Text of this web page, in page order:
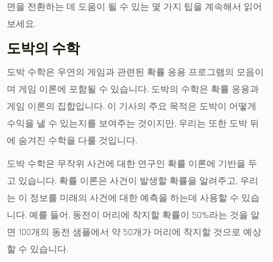
면을 전환하는 데 도움이 될 수 있는 몇 가지 팁을 계속해서 읽어
보세요.
도박의 수학
도박 수학은 우연의 게임과 관련된 확률 응용 프로그램의 모음이
며 게임 이론에 포함될 수 있습니다. 도박의 수학은 확률 응용과
게임 이론의 집합입니다. 이 기사의 주요 목적은 도박이 어떻게
수익을 낼 수 있는지를 보여주는 것이지만, 우리는 또한 도박 뒤
에 숨겨진 수학을 다룰 것입니다.
도박 수학은 무작위 사건에 대한 연구인 확률 이론에 기반을 두
고 있습니다. 확률 이론은 사건이 발생할 확률을 알려주고, 우리
는 이 정보를 미래의 사건에 대한 예측을 하는데 사용할 수 있습
니다. 예를 들어, 동전이 머리에 착지할 확률이 50%라는 것을 알
면 100개의 동전 샘플에서 약 50개가 머리에 착지할 것으로 예상
할 수 있습니다.